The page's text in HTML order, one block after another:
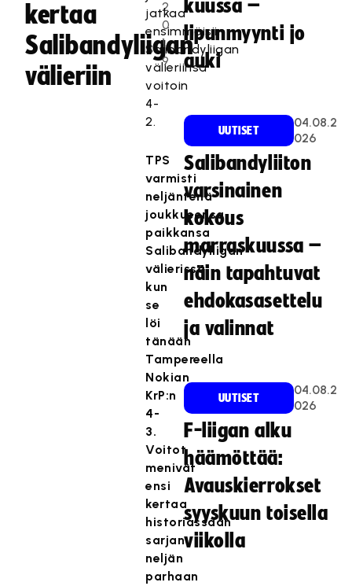
kertaa
Salibandyliigan
välieriin
2
0
1
9
jatkaa
ensimmäisiin
Salibandyliigan
välieriinsä
voitoin
4-
2.
TPS
varmisti
neljäntenä
joukkueensa
paikkansa
Salibandyliigan
välierissä
kun
se
löi
tänään
Tampereella
Nokian
KrP:n
4-
3.
Voitot
menivät
ensi
kertaa
historiassaan
sarjan
neljän
parhaan
kuussa –
lipunmyynti jo
auki
UUTISET
04.08.2
026
Salibandyliiton
varsinainen
kokous
marraskuussa –
näin tapahtuvat
ehdokasasettelu
ja valinnat
UUTISET
04.08.2
026
F-liigan alku
häämöttää:
Avauskierrokset
syyskuun toisella
viikolla